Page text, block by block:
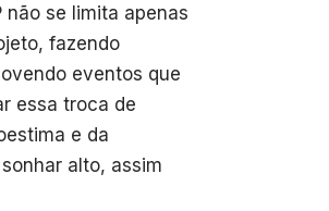
se limita apenas
fazendo
eventos que
essa troca de
e da
alto, assim